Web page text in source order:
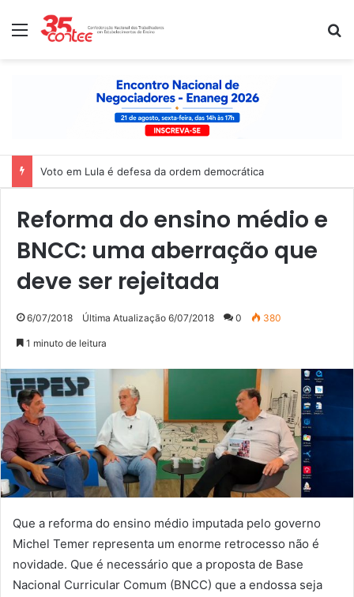
Menu
Voto em Lula é defesa da ordem democrática
Reforma do ensino médio e
BNCC: uma aberração que
deve ser rejeitada
6/07/2018 Última Atualização 6/07/2018 0 380
1 minuto de leitura
Que a reforma do ensino médio imputada pelo governo
Michel Temer representa um enorme retrocesso não é
novidade. Que é necessário que a proposta de Base
Nacional Curricular Comum (BNCC) que a endossa seja